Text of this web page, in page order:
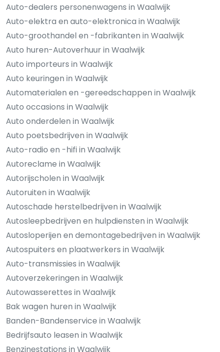
Auto-dealers personenwagens in Waalwijk
Auto-elektra en auto-elektronica in Waalwijk
Auto-groothandel en -fabrikanten in Waalwijk
Auto huren-Autoverhuur in Waalwijk
Auto importeurs in Waalwijk
Auto keuringen in Waalwijk
Automaterialen en -gereedschappen in Waalwijk
Auto occasions in Waalwijk
Auto onderdelen in Waalwijk
Auto poetsbedrijven in Waalwijk
Auto-radio en -hifi in Waalwijk
Autoreclame in Waalwijk
Autorijscholen in Waalwijk
Autoruiten in Waalwijk
Autoschade herstelbedrijven in Waalwijk
Autosleepbedrijven en hulpdiensten in Waalwijk
Autosloperijen en demontagebedrijven in Waalwijk
Autospuiters en plaatwerkers in Waalwijk
Auto-transmissies in Waalwijk
Autoverzekeringen in Waalwijk
Autowasserettes in Waalwijk
Bak wagen huren in Waalwijk
Banden-Bandenservice in Waalwijk
Bedrijfsauto leasen in Waalwijk
Benzinestations in Waalwijk